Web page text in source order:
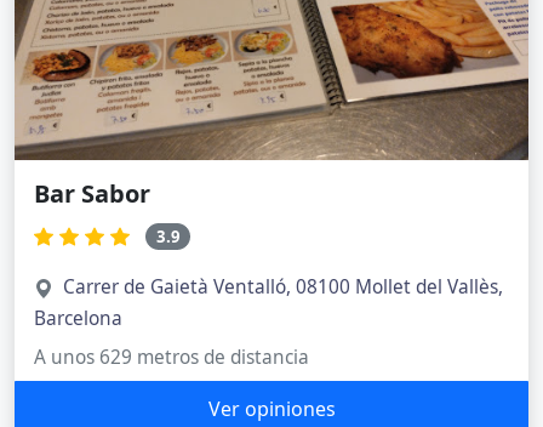
Bar Sabor
3.9
Carrer de Gaietà Ventalló, 08100 Mollet del Vallès,
Barcelona
A unos 629 metros de distancia
Ver opiniones